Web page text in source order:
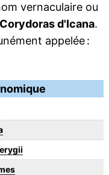
vernaculaire ou
Corydoras d'Icana.
appelée :